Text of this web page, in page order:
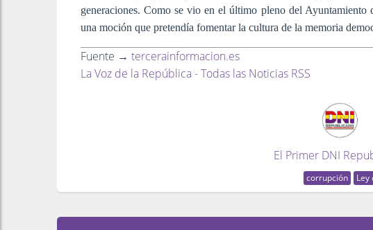
generaciones. Como se vio en el último pleno del Ayuntamiento
una moción que pretendía fomentar la cultura de la memoria
Fuente → tercerainformacion.es
La Voz de la República - Todas las Noticias RSS
El Primer DNI
corrupción Ley